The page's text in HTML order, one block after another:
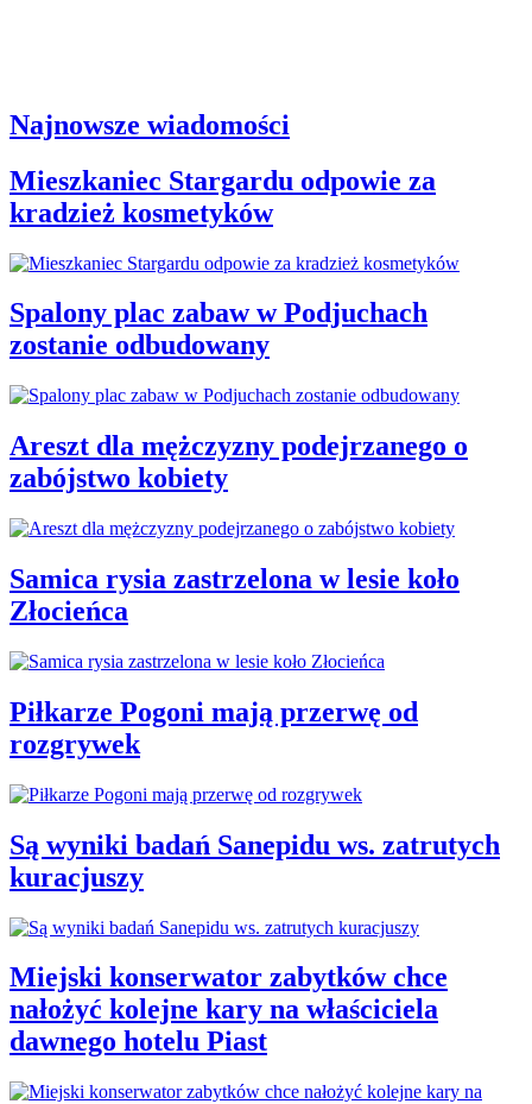
Najnowsze wiadomości
Mieszkaniec Stargardu odpowie za
kradzież kosmetyków
Spalony plac zabaw w Podjuchach
zostanie odbudowany
Areszt dla mężczyzny podejrzanego o
zabójstwo kobiety
Samica rysia zastrzelona w lesie koło
Złocieńca
Piłkarze Pogoni mają przerwę od
rozgrywek
Są wyniki badań Sanepidu ws. zatrutych
kuracjuszy
Miejski konserwator zabytków chce
nałożyć kolejne kary na właściciela
dawnego hotelu Piast